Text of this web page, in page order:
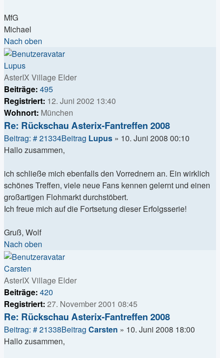
MfG
Michael
Nach oben
Lupus
AsterIX Village Elder
Beiträge: 495
Registriert: 12. Juni 2002 13:40
Wohnort: München
Re: Rückschau Asterix-Fantreffen 2008
Beitrag: # 21334Beitrag Lupus » 10. Juni 2008 00:10
Hallo zusammen,
ich schließe mich ebenfalls den Vorrednern an. Ein wirklich
schönes Treffen, viele neue Fans kennen gelernt und einen
großartigen Flohmarkt durchstöbert.
Ich freue mich auf die Fortsetung dieser Erfolgsserie!
Gruß, Wolf
Nach oben
Carsten
AsterIX Village Elder
Beiträge: 420
Registriert: 27. November 2001 08:45
Re: Rückschau Asterix-Fantreffen 2008
Beitrag: # 21338Beitrag Carsten » 10. Juni 2008 18:00
Hallo zusammen,